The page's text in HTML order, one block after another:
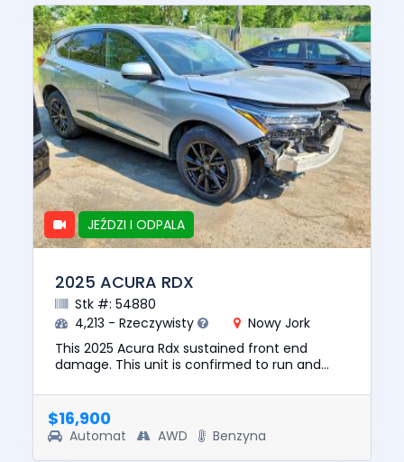
JEŹDZI I ODPALA
2025 ACURA RDX
Stk #: 54880
4,213 - Rzeczywisty
Nowy Jork
This 2025 Acura Rdx sustained front end
damage. This unit is confirmed to run and
was $37450. This vehicle ...
$16,900
Automat AWD Benzyna